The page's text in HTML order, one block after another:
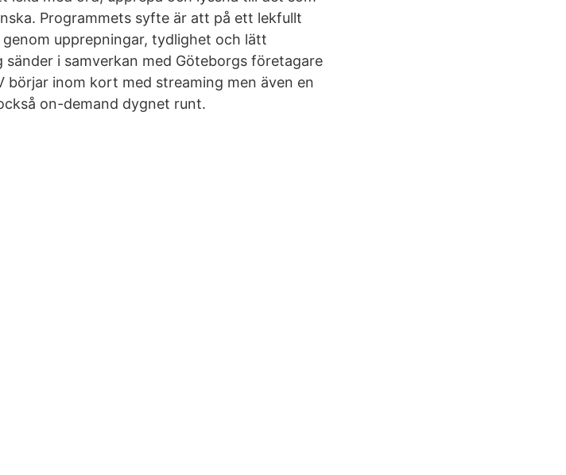
Programmets syfte är att på ett lekfullt
upprepningar, tydlighet och lätt
sänder i samverkan med Göteborgs företagare
börjar inom kort med streaming men även en
on-demand dygnet runt.